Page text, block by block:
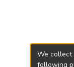
We collect
following